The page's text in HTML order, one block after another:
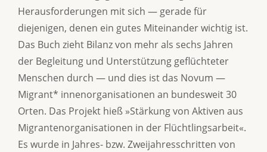
Herausforderungen mit sich — gerade für
diejenigen, denen ein gutes Miteinander wichtig ist.
Das Buch zieht Bilanz von mehr als sechs Jahren
der Begleitung und Unterstützung geflüchteter
Menschen durch — und dies ist das Novum —
Migrant* innenorganisationen an bundesweit 30
Orten. Das Projekt hieß »Stärkung von Aktiven aus
Migrantenorganisationen in der Flüchtlingsarbeit«.
Es wurde in Jahres- bzw. Zweijahresschritten von